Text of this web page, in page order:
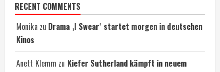
RECENT COMMENTS
Monika zu Drama ‚I Swear‘ startet morgen in deutschen
Kinos
Anett Klemm zu Kiefer Sutherland kämpft in neuem